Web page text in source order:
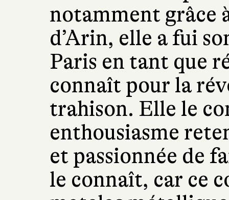
notamment grâce
d’Arin, elle a fui
Paris en tant que
connaît pour la
trahison. Elle le
enthousiasme
et passionnée de
le connaît, car ce